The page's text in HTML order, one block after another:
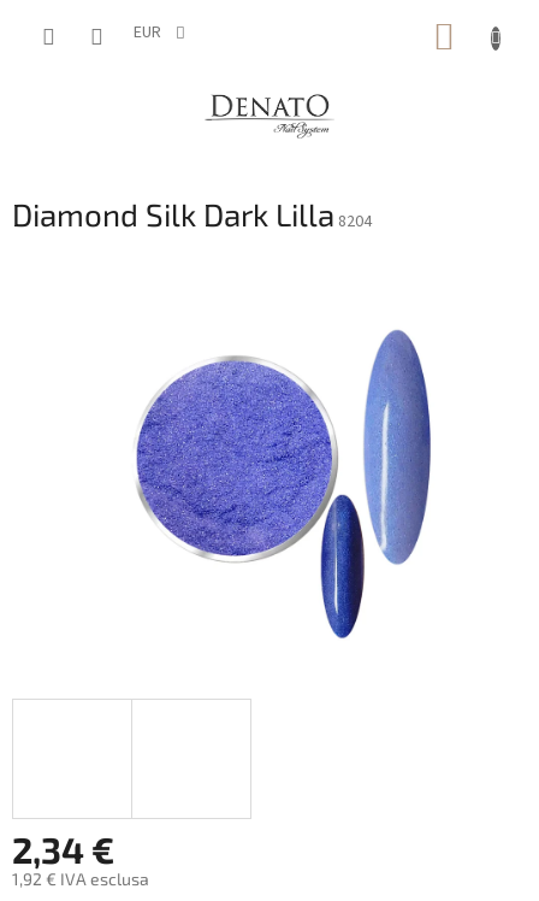
EUR
Diamond Silk Dark Lilla 8204
2,34 €
1,92 € IVA esclusa